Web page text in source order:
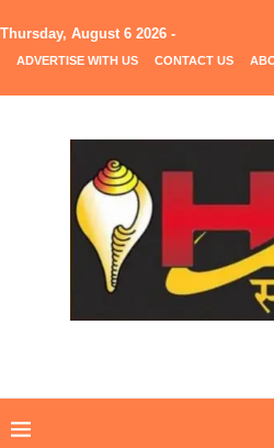
Thursday, August 6 2026 -
ADVERTISE WITH US CONTACT US